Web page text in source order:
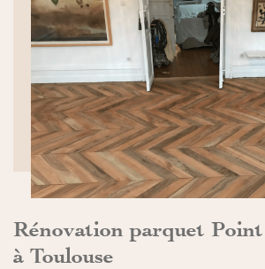
Rénovation parquet
à Toulouse